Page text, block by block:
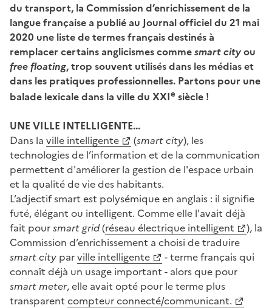
du transport, la Commission d’enrichissement de la
langue française a publié au Journal officiel du 21 mai
2020 une liste de termes français destinés à
remplacer certains anglicismes commesmart cityou
free floating, trop souvent utilisés dans les médias et
dans les pratiques professionnelles. Partons pour une
balade lexicale dans la ville du XXIe siècle !
UNE VILLE INTELLIGENTE...
Dans la ville intelligente (smart city), les
technologies de l’information et de la communication
permettent d'améliorer la gestion de l'espace urbain
et la qualité de vie des habitants.
L’adjectif smart est polysémique en anglais : il signifie
futé, élégant ou intelligent. Comme elle l'avait déjà
fait poursmart grid(réseau électrique intelligent
), la
Commission d’enrichissement a choisi de traduire
smart city parville intelligente
- terme français qui
connaît déjà un usage important - alors que pour
smart meter, elle avait opté pour le terme plus
transparent compteur connecté/communicant.